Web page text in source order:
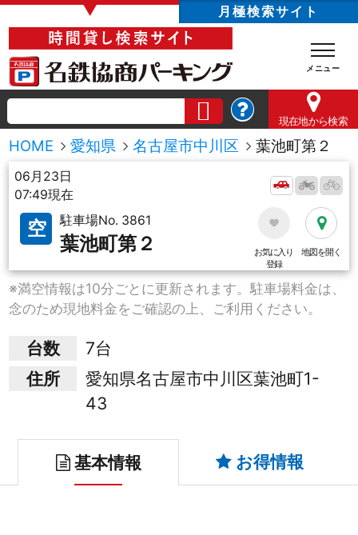
▼ 月極検索サイト
現在地から検索
HOME 愛知県 名古屋市中川区 葉池町第２
06月23日
07:49現在
空 駐車場No. 3861
葉池町第２
お気に入り
登録
地図を開く
※満空情報は10分ごとに更新されます。駐車場料金は、
念のため現地料金をご確認の上、ご利用ください。
台数
7台
住所
愛知県名古屋市中川区葉池町1-
43
基本情報 お得情報